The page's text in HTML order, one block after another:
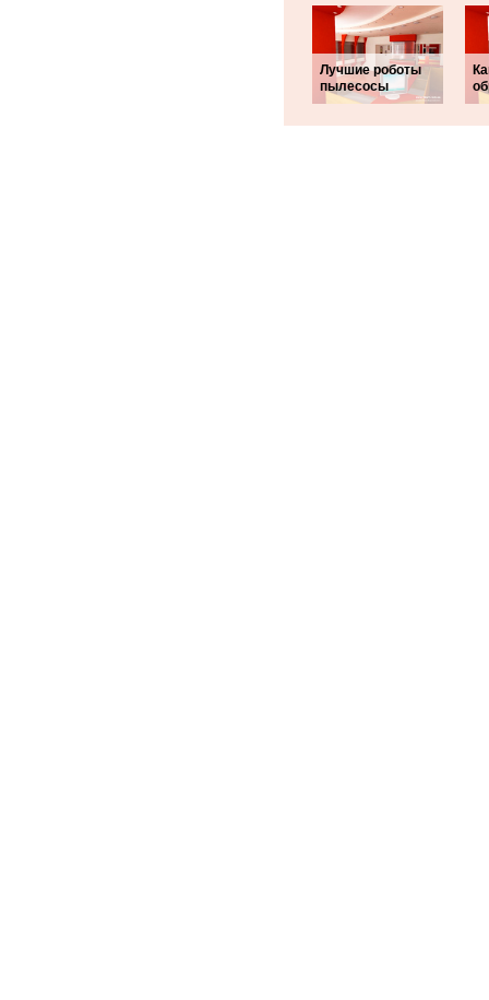
Лучшие роботы
пылесосы